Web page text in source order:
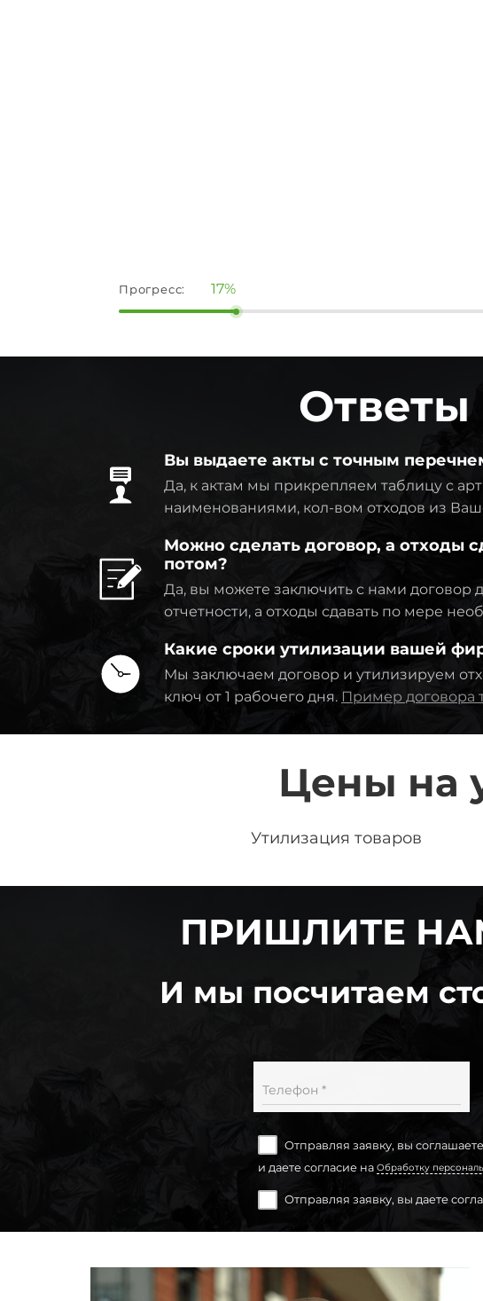
Прогресс: 17%
Вы выдаете акты с точным
Да, к актам мы прикрепляем таблицу с
наименованиями, кол-вом отходов из
Можно сделать договор, а отходы
потом?
Да, вы можете заключить с нами договор
отчетности, а отходы сдавать по мере
Какие сроки утилизации вашей
Мы заключаем договор и утилизируем
ключ от 1 рабочего дня. Пример договора
Цены на
Утилизация товаров
ПРИШЛИТЕ
И мы посчитаем
Телефон *
Отправляя заявку, вы
и даете согласие на Обработку
Отправляя заявку, вы даете